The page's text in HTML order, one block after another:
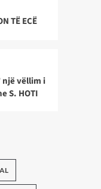
TË ECË
vëllim i
S. HOTI